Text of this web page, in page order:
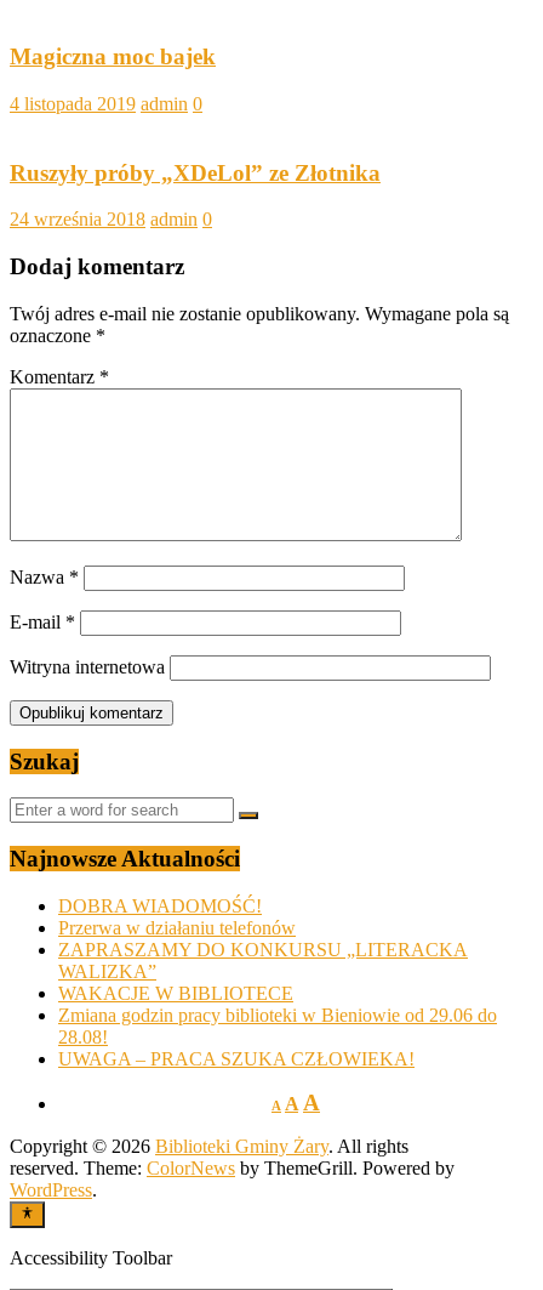
Magiczna moc bajek
4 listopada 2019 admin 0
Ruszyły próby „XDeLol” ze Złotnika
24 września 2018 admin 0
Dodaj komentarz
Twój adres e-mail nie zostanie opublikowany. Wymagane pola są
oznaczone *
Komentarz *
Nazwa *
E-mail *
Witryna internetowa
Szukaj
Najnowsze Aktualności
DOBRA WIADOMOŚĆ!
Przerwa w działaniu telefonów
ZAPRASZAMY DO KONKURSU „LITERACKA
WALIZKA”
WAKACJE W BIBLIOTECE
Zmiana godzin pracy biblioteki w Bieniowie od 29.06 do
28.08!
UWAGA – PRACA SZUKA CZŁOWIEKA!
A A A
Copyright © 2026 Biblioteki Gminy Żary. All rights
reserved. Theme: ColorNews by ThemeGrill. Powered by
WordPress.
Accessibility Toolbar